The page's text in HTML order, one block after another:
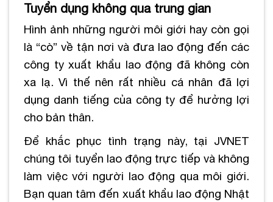
Tuyển dụng không qua trung gian
Hình ảnh những người môi giới hay còn gọi
là “cò” về tận nơi và đưa lao động đến các
công ty xuất khẩu lao động đã không còn
xa lạ. Vì thế nên rất nhiều cá nhân đã lợi
dụng danh tiếng của công ty để hưởng lợi
cho bản thân.
Để khắc phục tình trạng này, tại JVNET
chúng tôi tuyển lao động trực tiếp và không
làm việc với người lao động qua môi giới.
Bạn quan tâm đến xuất khẩu lao động Nhật